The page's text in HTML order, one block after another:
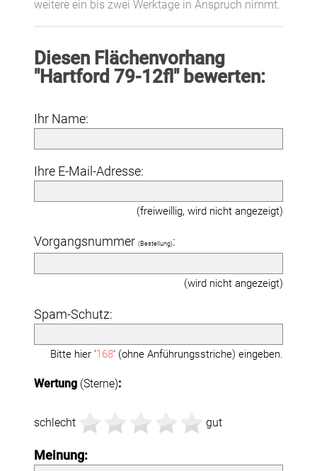
weitere ein bis zwei Werktage in Anspruch nimmt.
Diesen Flächenvorhang
"Hartford 79-12fl" bewerten:
Ihr Name:
Ihre E-Mail-Adresse:
(freiweillig, wird nicht angezeigt)
Vorgangsnummer (Bestellung):
(wird nicht angezeigt)
Spam-Schutz:
Bitte hier '168' (ohne Anführungsstriche) eingeben.
Wertung (Sterne):
schlecht gut
Meinung: